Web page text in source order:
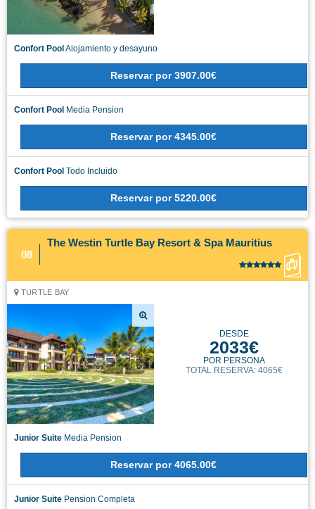
Confort PoolAlojamiento y desayuno
Reservar por 3907.00€
Confort Pool Media Pension
Reservar por 4345.00€
Confort Pool Todo Incluido
Reservar por 5220.00€
08
The Westin Turtle Bay Resort & Spa Mauritius
TURTLE BAY
DESDE
2033€
POR PERSONA
TOTAL RESERVA: 4065€
Junior Suite Media Pension
Reservar por 4065.00€
Junior Suite Pension Completa